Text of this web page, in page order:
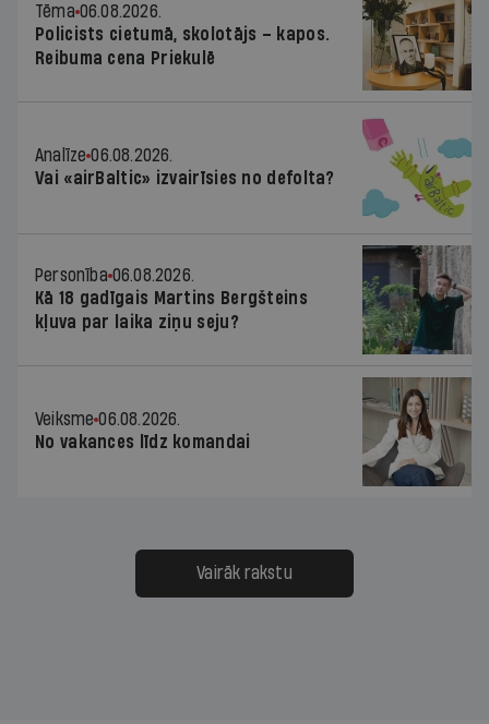
Tēma 06.08.2026.
Policists cietumā, skolotājs – kapos.
Reibuma cena Priekulē
Analīze 06.08.2026.
Vai «airBaltic» izvairīsies no defolta?
Personība 06.08.2026.
Kā 18 gadīgais Martins Bergšteins
kļuva par laika ziņu seju?
Veiksme 06.08.2026.
No vakances līdz komandai
Vairāk rakstu